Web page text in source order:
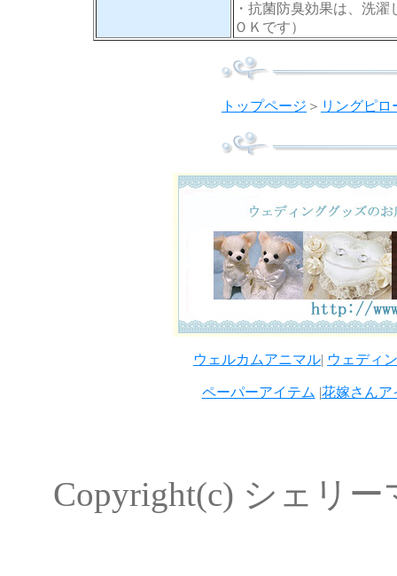
・抗菌防臭効果は、洗
ＯＫです）
トップページ ＞ リングピロ
ウェルカムアニマル| ウェディ
ペーパーアイテム |花嫁さんア
Copyright(c) シェリ